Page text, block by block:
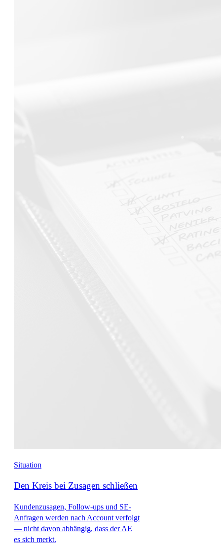
Situation
Den Kreis bei Zusagen schließen
Kundenzusagen, Follow-ups und SE-
Anfragen werden nach Account verfolgt
— nicht davon abhängig, dass der AE
es sich merkt.